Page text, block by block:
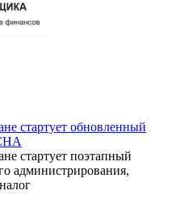
стартует обновленный
стартует поэтапный
администрирования,